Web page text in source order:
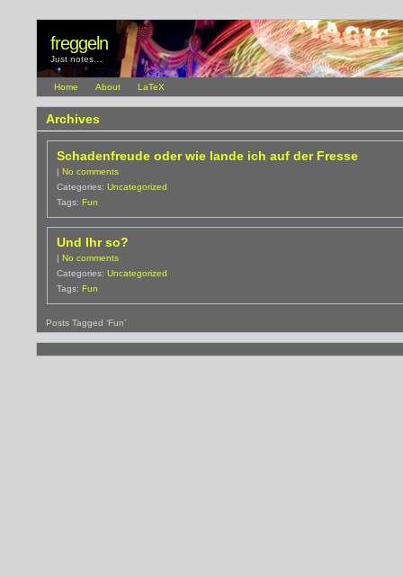
freggeln
Just notes…
Home About LaTeX
Archives
Schadenfreude oder wie lande ich auf der Fresse
| No comments
Categories: Uncategorized
Tags: Fun
Und Ihr so?
| No comments
Categories: Uncategorized
Tags: Fun
Posts Tagged ‘Fun’